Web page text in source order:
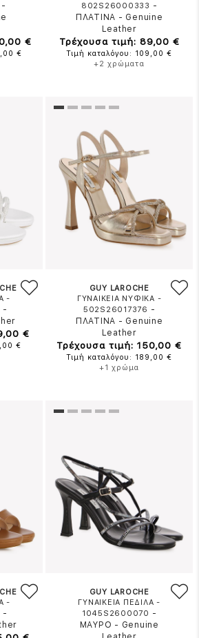
-
€
€
802S26000333 -
ΠΛΑΤΙΝΑ - Genuine
Leather
Τρέχουσα τιμή: 89,00 €
Τιμή καταλόγου: 109,00 €
+2 χρώματα
-
-
€
€
GUY LAROCHE
ΓΥΝΑΙΚΕΙΑ ΝΥΦΙΚΑ -
502S26017376 -
ΠΛΑΤΙΝΑ - Genuine
Leather
Τρέχουσα τιμή: 150,00 €
Τιμή καταλόγου: 189,00 €
+1 χρώμα
-
-
GUY LAROCHE
ΓΥΝΑΙΚΕΙΑ ΠΕΔΙΛΑ -
1045S2600070 -
ΜΑΥΡΟ - Genuine